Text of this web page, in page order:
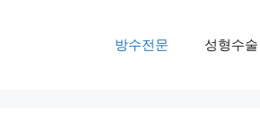
방수전문 성형수술